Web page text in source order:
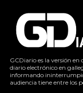
GCDiario es la versión en
diario electrónico en
informando
audiencia tiene entre los